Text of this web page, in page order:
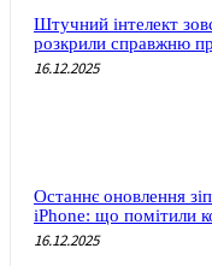
Штучний інтелект
розкрили справжню
16.12.2025
Останнє оновлення
iPhone: що помітили
16.12.2025